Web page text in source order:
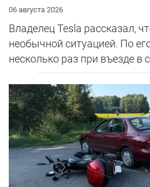
06 августа 2026
Владелец Tesla рассказал,
необычной ситуацией. По
несколько раз при въезде в